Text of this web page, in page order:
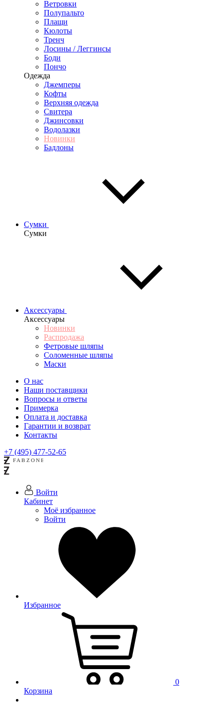
Ветровки
Полупальто
Плащи
Кюлоты
Тренч
Лосины / Леггинсы
Боди
Пончо
Одежда
Джемперы
Кофты
Верхняя одежда
Свитера
Джинсовки
Водолазки
Новинки
Бадлоны
Сумки
Сумки
Аксессуары
Аксессуары
Новинки
Распродажа
Фетровые шляпы
Соломенные шляпы
Маски
О нас
Наши поставщики
Вопросы и ответы
Примерка
Оплата и доставка
Гарантии и возврат
Контакты
+7 (495) 477-52-65
Войти
Кабинет
Моё избранное
Войти
Избранное
0
Корзина